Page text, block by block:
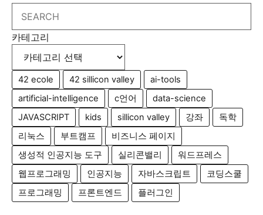
카테고리
42 ecole 42 sillicon valley
ai-tools
artificial-intelligence
c언어
data-science
JAVASCRIPT
kids sillicon valley 강좌
독학
리눅스
부트캠프
비즈니스 페이지
생성적 인공지능 도구
실리콘밸리
워드프레스
웹프로그래밍
인공지능 자바스크립트
코딩스쿨
프로그래밍
프론트엔드 플러그인